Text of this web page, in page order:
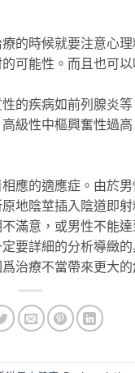
時候就要注意心理
可能性。而且也可
疾病如前列腺炎等
級性中樞興奮性過
的適應症。由於男
地陰莖插入陰道即
滿意，或男性不能
詳細的分析導緻的
治療不當帶來更大的